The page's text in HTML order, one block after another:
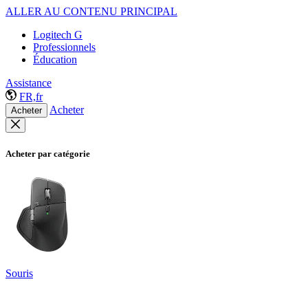
ALLER AU CONTENU PRINCIPAL
Logitech G
Professionnels
Éducation
Assistance
FR,fr
Acheter Acheter
Acheter par catégorie
Souris